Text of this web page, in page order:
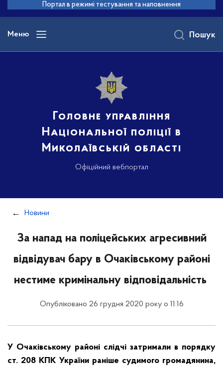
основного
вмісту
Портал в режимі тестування та наповнення
Меню
Головне управління
Національної поліції в
Миколаївській області
Офіційний вебпортал
Пошук
Новини
За напад на поліцейських агресивний
відвідувач бару в Очаківському районі
нестиме кримінальну відповідальність
Опубліковано 26 грудня 2020 року о 11:16
У Очаківському районі слідчі затримали в порядку
ст. 208 КПК України раніше судимого громадянина,